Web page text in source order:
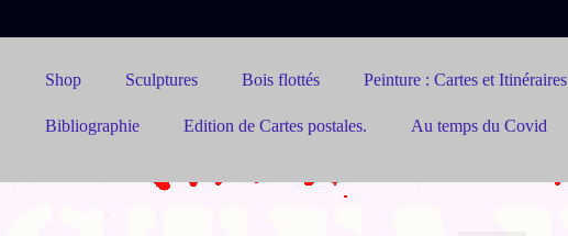
Shop Sculptures Bois flottés Peinture : Cartes et Itinéraires
Bibliographie Edition de Cartes postales. Au temps du Covid